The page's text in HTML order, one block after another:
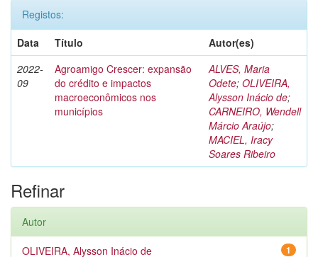
Registos:
Data
Título
Autor(es)
2022-
09
Agroamigo Crescer: expansão
do crédito e impactos
macroeconômicos nos
municípios
ALVES, Maria
Odete; OLIVEIRA,
Alysson Inácio de;
CARNEIRO, Wendell
Márcio Araújo;
MACIEL, Iracy
Soares Ribeiro
Refinar
Autor
1
OLIVEIRA, Alysson Inácio de